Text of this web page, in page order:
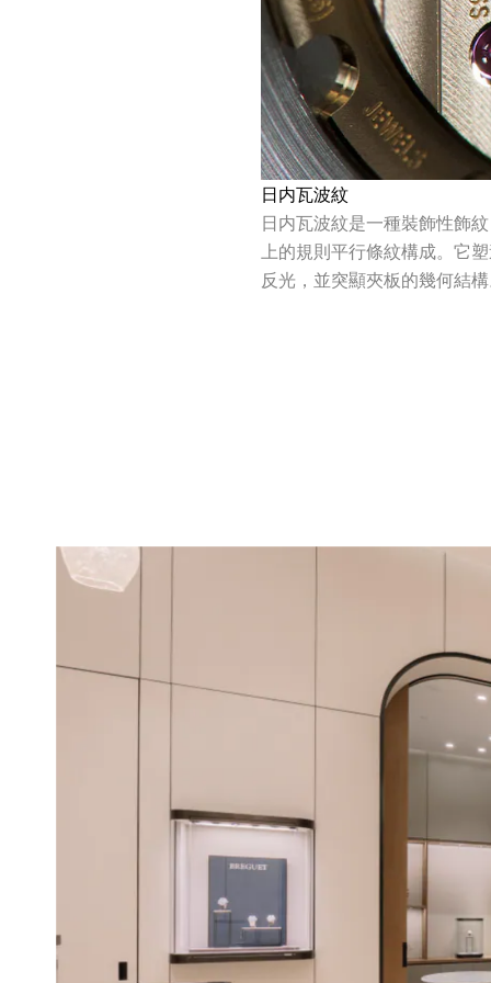
日内瓦波紋
日内瓦波紋是一種裝飾性飾
上的規則平行條紋構成。它
反光，並突顯夾板的幾何結